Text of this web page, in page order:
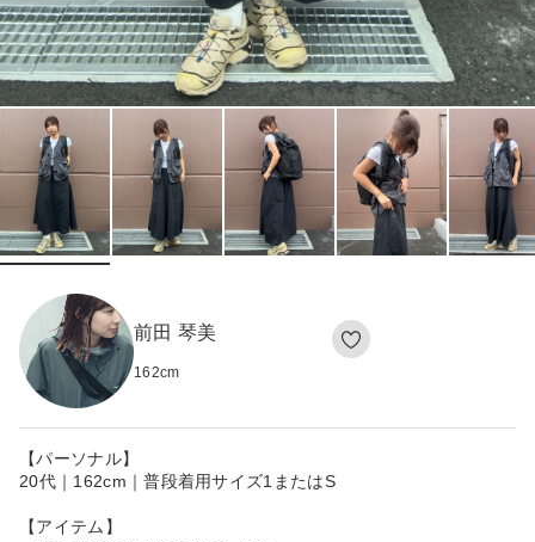
前田 琴美
162cm
【パーソナル】
20代｜162cm｜普段着用サイズ1またはS
【アイテム】